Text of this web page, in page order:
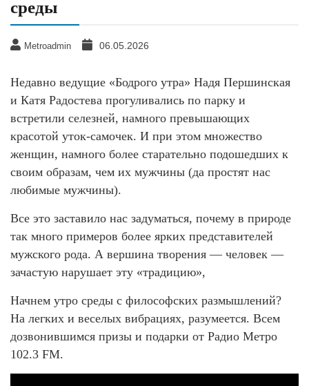
среды
Metroadmin 06.05.2026
Недавно ведущие «Бодрого утра» Надя Першинская
и Катя Радостева прогуливались по парку и
встретили селезней, намного превышающих
красотой уток-самочек. И при этом множество
женщин, намного более старательно подошедших к
своим образам, чем их мужчины (да простят нас
любимые мужчины).
Все это заставило нас задуматься, почему в природе
так много примеров более ярких представителей
мужского рода. А вершина творения — человек —
зачастую нарушает эту «традицию»,
Начнем утро среды с философских размышлений?
На легких и веселых вибрациях, разумеется. Всем
дозвонившимся призы и подарки от Радио Метро
102.3 FM.